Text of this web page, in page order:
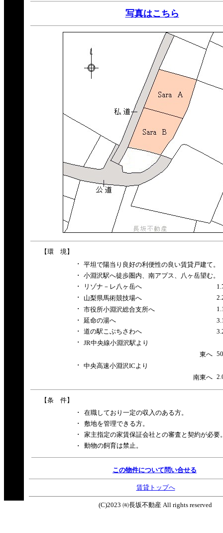
写真はこちら
【環 境】
･ 平坦で陽当り良好の利便性の良い賃貸戸建て。
･ 小淵沢駅へ徒歩圏内、南アプス、八ヶ岳望む。
･
リゾナ－レ八ヶ岳へ
･
山梨県馬術競技場へ
･ 市役所小淵沢総合支所へ
･ 延命の湯へ
･ 道の駅こぶちさわへ
･ JR中央線小淵沢駅より
東へ
･ 中央高速小淵沢ICより
南東へ
【条 件】
･
在職しており一定の収入のある方。
･
敷地を管理できる方。
･
家主指定の家賃保証会社との審査と契約が必要
･
動物の飼育は禁止。
この物件について問い合せる
賃貸トップへ
(C)2023 ㈲長坂不動産 All rights reserved